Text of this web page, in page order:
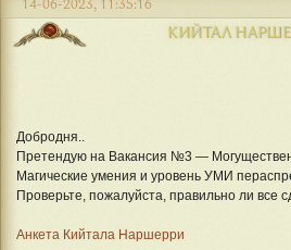
КИЙТАЛ
Добродня..
Претендую на Вакансия №3 —
Магические умения и уровень УМИ
Проверьте, пожалуйста, правильно ли все
Анкета Кийтала Наршерри